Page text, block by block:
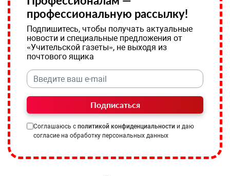
профессиональную рассылку!
Подпишитесь, чтобы получать актуальные
новости и специальные предложения от
«Учительской газеты», не выходя из
почтового ящика
Подписаться
Соглашаюсь с политикой конфиденциальности и даю
согласие на обработку персональных данных